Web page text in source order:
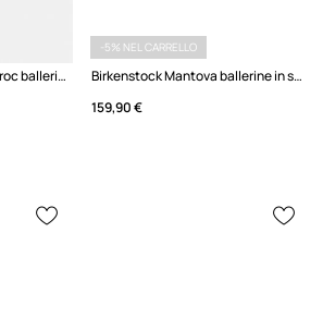
Puma Speedcat Ballet Croc ballerine in pelle
-5% NEL CARRELLO
Birkenstock Mantova ballerine in scamoscio
159,90 €